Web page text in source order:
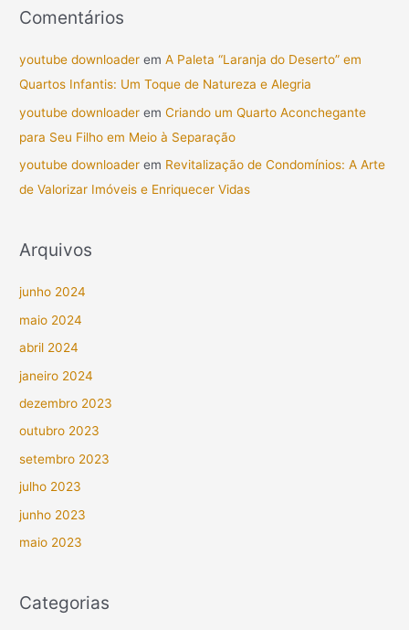
Comentários
youtube downloader emA Paleta “Laranja do Deserto” em
Quartos Infantis: Um Toque de Natureza e Alegria
youtube downloader emCriando um Quarto Aconchegante
para Seu Filho em Meio à Separação
youtube downloader em Revitalização de Condomínios: A Arte
de Valorizar Imóveis e Enriquecer Vidas
Arquivos
junho 2024
maio 2024
abril 2024
janeiro 2024
dezembro 2023
outubro 2023
setembro 2023
julho 2023
junho 2023
maio 2023
Categorias